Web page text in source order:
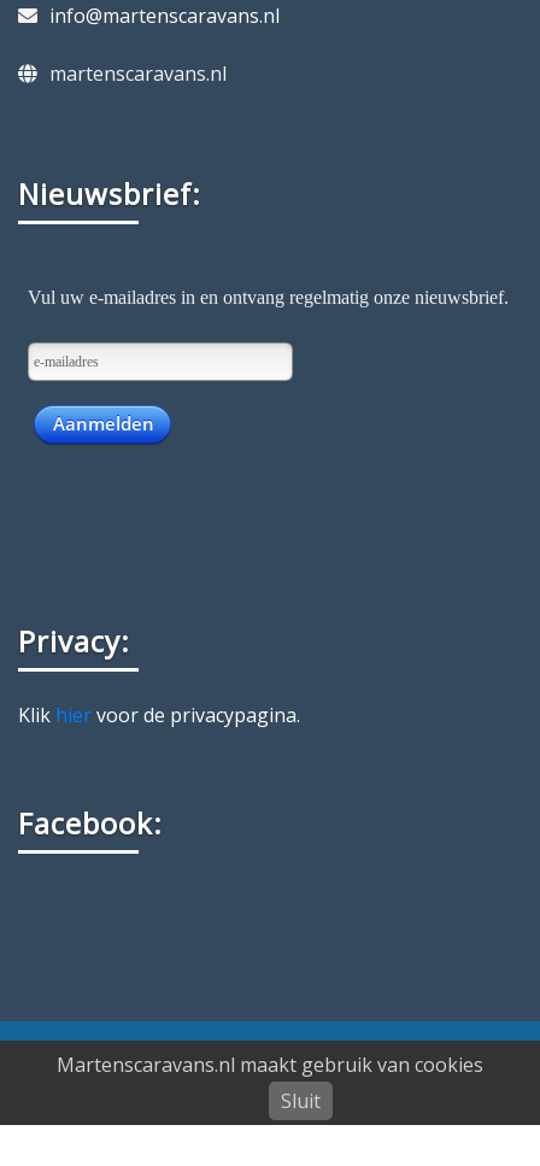
info@martenscaravans.nl
martenscaravans.nl
Nieuwsbrief:
Privacy:
Klik hiervoor de privacypagina.
Facebook:
Copyright Martens Caravans Brummen
Martenscaravans.nl maakt gebruik van cookies
Sluit